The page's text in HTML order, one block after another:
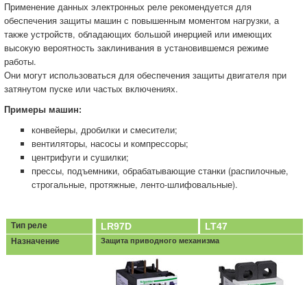
Применение данных электронных реле рекомендуется для
обеспечения защиты машин с повышенным моментом нагрузки, а
также устройств, обладающих большой инерцией или имеющих
высокую вероятность заклинивания в установившемся режиме
работы.
Они могут использоваться для обеспечения защиты двигателя при
затянутом пуске или частых включениях.
Примеры машин:
конвейеры, дробилки и смесители;
вентиляторы, насосы и компрессоры;
центрифуги и сушилки;
прессы, подъемники, обрабатывающие станки (распилочные,
строгальные, протяжные, ленто-шлифовальные).
Тип реле LR97D LT47
Назначение Защита приводного механизма